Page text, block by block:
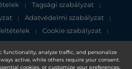
functionality, analyze traffic, and personalize
active, while others require your consent.
cookies, or customize your preferences.
| Tagsági szabályzat |
| Adatvédelmi szabályzat |
| Cookie szabályzat |
tájékoztató
Bhd. 199501033918 (363120-V)